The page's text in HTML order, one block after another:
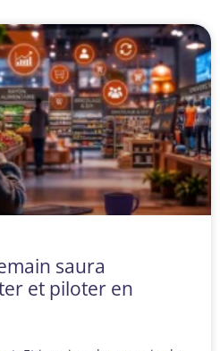
saura
et piloter en